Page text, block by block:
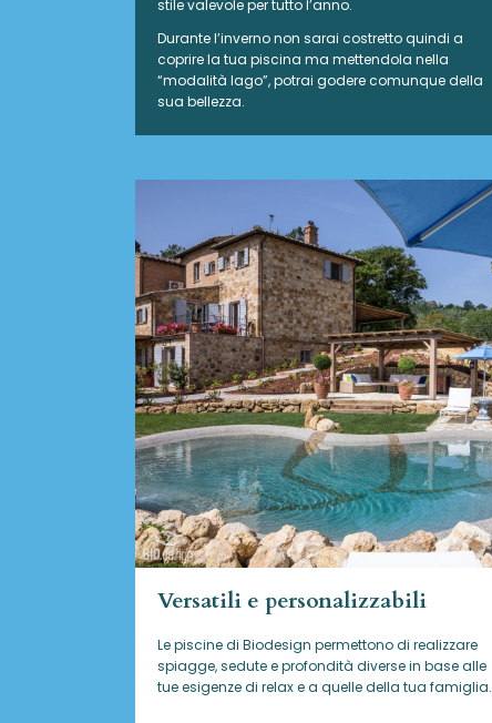
stile valevole per tutto l’anno.
Durante l’inverno non sarai costretto quindi a
coprire la tua piscina ma mettendola nella
“modalità lago”, potrai godere comunque della
sua bellezza.
Versatili e personalizzabili
Le piscine di Biodesign permettono di realizzare
spiagge, sedute e profondità diverse in base alle
tue esigenze di relax e a quelle della tua famiglia.